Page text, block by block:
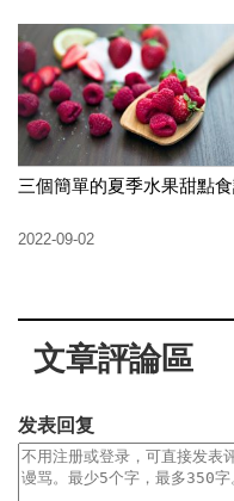
三個簡單的夏季水果甜點
2022-09-02
文章評論區
发表回复